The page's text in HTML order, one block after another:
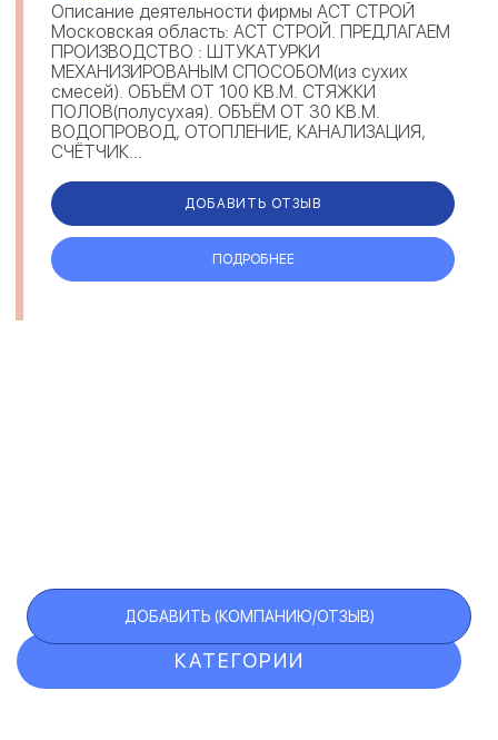
Описание деятельности фирмы АСТ СТРОЙ
Московская область: АСТ СТРОЙ. ПРЕДЛАГАЕМ
ПРОИЗВОДСТВО : ШТУКАТУРКИ
МЕХАНИЗИРОВАНЫМ СПОСОБОМ(из сухих
смесей). ОБЪЁМ ОТ 100 КВ.М. СТЯЖКИ
ПОЛОВ(полусухая). ОБЪЁМ ОТ 30 КВ.М.
ВОДОПРОВОД, ОТОПЛЕНИЕ, КАНАЛИЗАЦИЯ,
СЧЁТЧИК...
ДОБАВИТЬ ОТЗЫВ
ПОДРОБНЕЕ
КАТЕГОРИИ
ДОБАВИТЬ (КОМПАНИЮ/ОТЗЫВ)